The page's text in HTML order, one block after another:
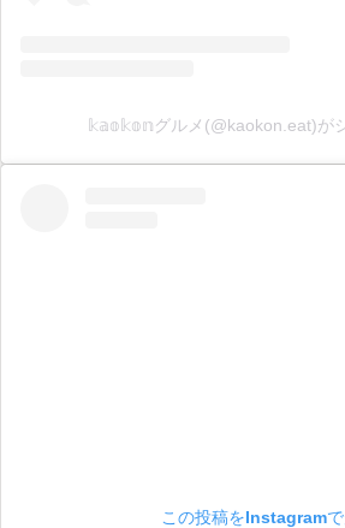
𝕜𝕒𝕠𝕜𝕠𝕟グルメ(@kaokon.eat)が
この投稿をInstagramで